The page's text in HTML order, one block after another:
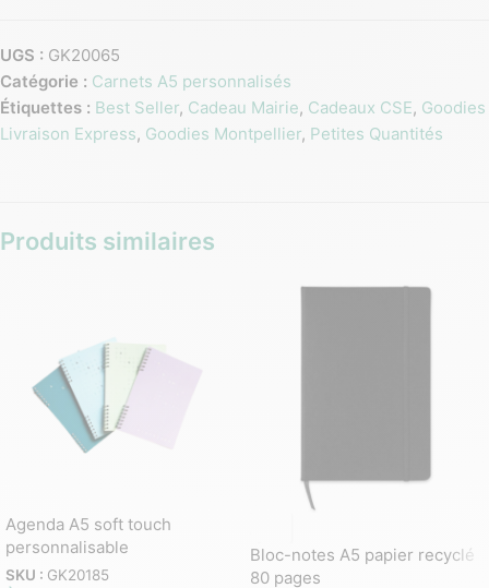
UGS : GK20065
Catégorie : Carnets A5 personnalisés
Étiquettes : Best Seller, Cadeau Mairie, Cadeaux CSE, Goodies
Livraison Express, Goodies Montpellier, Petites Quantités
Produits similaires
Agenda A5 soft touch
personnalisable
SKU : GK20185
Bloc-notes A5 papier recyclé
80 pages